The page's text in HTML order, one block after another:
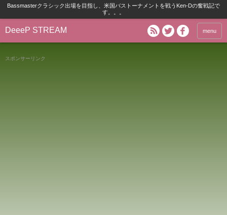
Bassmasterクラシック出場を目指し、米国バストーナメントを戦うKen-Dの奮戦記で
す。。。
DeeeP STREAM menu
スポンサーリンク